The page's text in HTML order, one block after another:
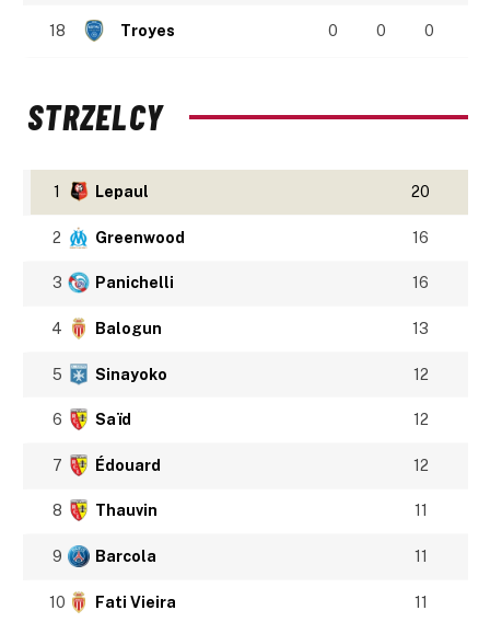
18 Troyes 0 0 0
STRZELCY
1 Lepaul 20
2 Greenwood 16
3 Panichelli 16
4 Balogun 13
5 Sinayoko 12
6 Saïd 12
7 Édouard 12
8 Thauvin 11
9 Barcola 11
10 Fati Vieira 11